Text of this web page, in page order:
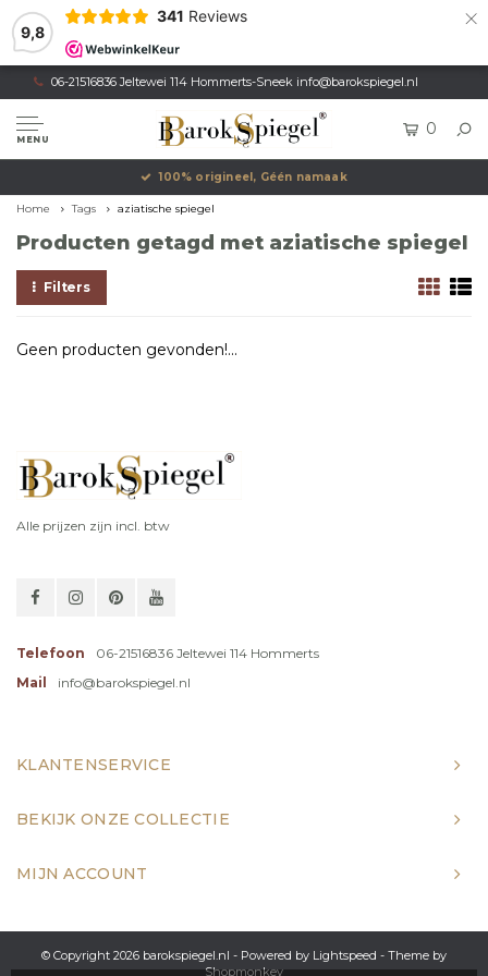
9,8
341 Reviews ×
06-21516836 Jeltewei 114 Hommerts-Sneek info@barokspiegel.nl
MENU
0
100% origineel, Géén namaak
Home Tags aziatische spiegel
Producten getagd met aziatische spiegel
Filters
Geen producten gevonden!...
Alle prijzen zijn incl. btw
Telefoon
06-21516836 Jeltewei 114 Hommerts
Mail
info@barokspiegel.nl
KLANTENSERVICE
BEKIJK ONZE COLLECTIE
MIJN ACCOUNT
© Copyright 2026 barokspiegel.nl - Powered by Lightspeed - Theme by
Shopmonkey